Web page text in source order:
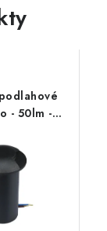
- 50lm -